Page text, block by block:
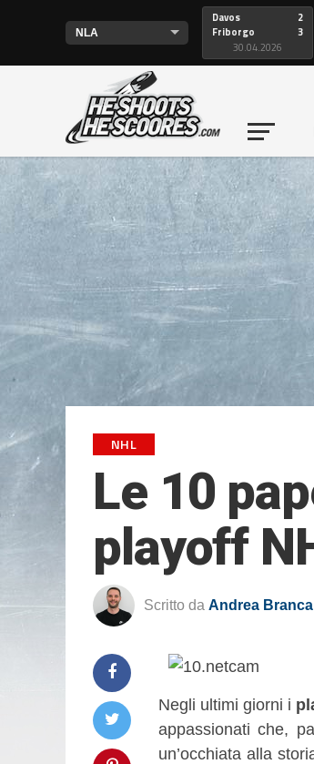
Davos
Friborgo
2
3
30.04.2026
NHL
Le 10
playoff
Scritto da Andrea Branca
Negli ultimi giorni i
appassionati che,
un’occhiata alla